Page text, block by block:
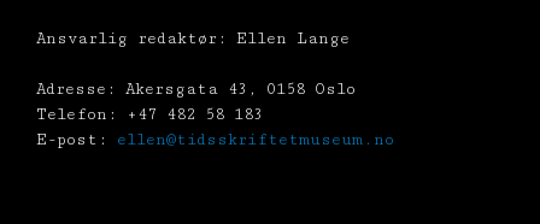
Ansvarlig redaktør: Ellen Lange
Adresse: Akersgata 43, 0158 Oslo
Telefon: +47 482 58 183
E-post: ellen@tidsskriftetmuseum.no